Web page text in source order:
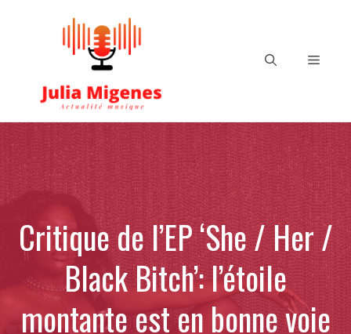
Menu
Critique de l’EP ‘She / Her /
Black Bitch’: l’étoile
montante est en bonne voie